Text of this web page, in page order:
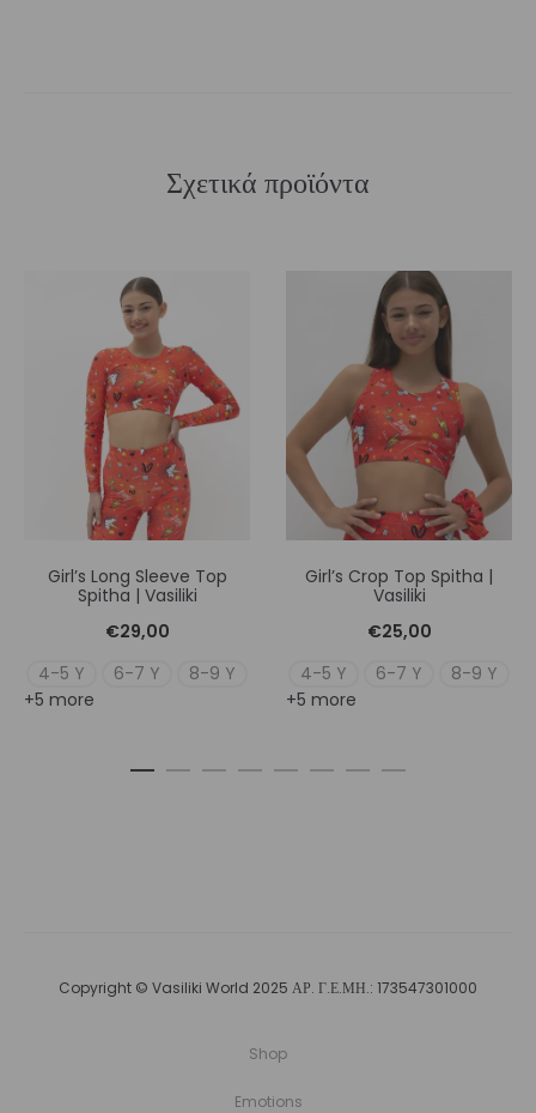
Σχετικά προϊόντα
Girl’s Long Sleeve Top
Spitha | Vasiliki
€29,00
4-5 Y
6-7 Y
8-9 Y
+5 more
Girl’s Crop Top Spitha |
Vasiliki
€25,00
4-5 Y
6-7 Y
8-9 Y
+5 more
Copyright © Vasiliki World 2025 ΑΡ. Γ.Ε.ΜΗ.: 173547301000
Shop
Emotions